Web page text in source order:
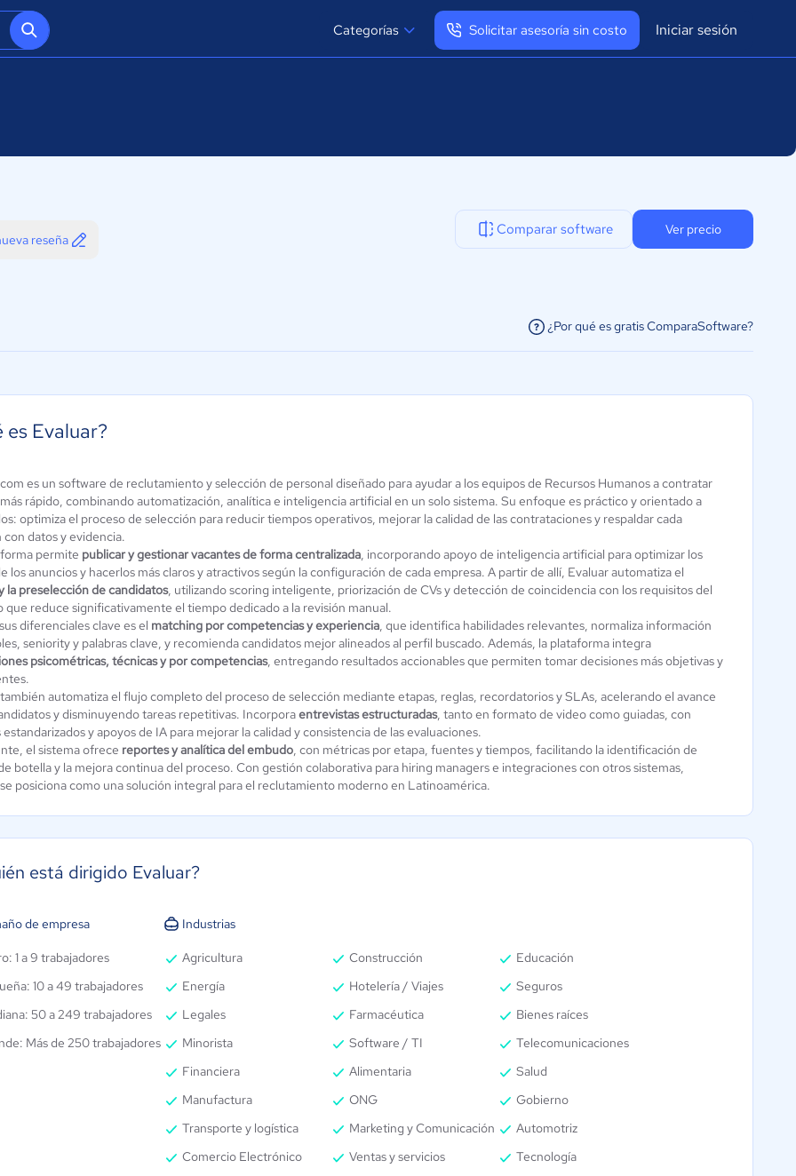
Categorías Solicitar asesoría sin costo Iniciar sesión
reseña
Comparar software Ver precio
¿Por qué es gratis ComparaSoftware?
sin
Get on Board
4.4 / 5
MyStaffingPro
4 / 5
Lenox HR
Aún sin
es Evaluar?
es un software de reclutamiento y selección de personal diseñado para ayudar a los equipos de Recursos Humanos a contratar
rápido, combinando automatización, analítica e inteligencia artificial en un solo sistema. Su enfoque es práctico y orientado a
optimiza el proceso de selección para reducir tiempos operativos, mejorar la calidad de las contrataciones y respaldar cada
con datos y evidencia.
permite publicar y gestionar vacantes de forma centralizada, incorporando apoyo de inteligencia artificial para optimizar los
los anuncios y hacerlos más claros y atractivos según la configuración de cada empresa. A partir de allí, Evaluar automatiza el
la preselección de candidatos, utilizando scoring inteligente, priorización de CVs y detección de coincidencia con los requisitos del
que reduce significativamente el tiempo dedicado a la revisión manual.
diferenciales clave es el matching por competencias y experiencia, que identifica habilidades relevantes, normaliza información
seniority y palabras clave, y recomienda candidatos mejor alineados al perfil buscado. Además, la plataforma integra
psicométricas, técnicas y por competencias, entregando resultados accionables que permiten tomar decisiones más objetivas y
automatiza el flujo completo del proceso de selección mediante etapas, reglas, recordatorios y SLAs, acelerando el avance
y disminuyendo tareas repetitivas. Incorporaentrevistas estructuradas, tanto en formato de video como guiadas, con
y apoyos de IA para mejorar la calidad y consistencia de las evaluaciones.
el sistema ofrece reportes y analítica del embudo, con métricas por etapa, fuentes y tiempos, facilitando la identificación de
botella y la mejora continua del proceso. Con gestión colaborativa para hiring managers e integraciones con otros sistemas,
posiciona como una solución integral para el reclutamiento moderno en Latinoamérica.
está dirigido Evaluar?
de empresa
1 a 9 trabajadores
10 a 49 trabajadores
50 a 249 trabajadores
Más de 250 trabajadores
Industrias
Agricultura Construcción
Educación
Energía
Hotelería / Viajes
Seguros
Legales
Farmacéutica
Bienes raíces
Minorista
Software / TI
Telecomunicaciones
Financiera
Alimentaria
Salud
Manufactura
ONG
Gobierno
Transporte y logística
Marketing y Comunicación
Automotriz
Comercio Electrónico
Ventas y servicios
Tecnología